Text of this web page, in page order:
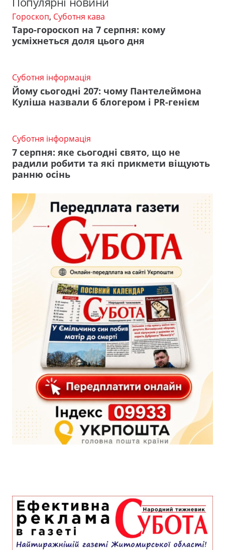
Гороскоп, Суботня кава
Таро-гороскоп на 7 серпня: кому
усміхнеться доля цього дня
Суботня інформація
Йому сьогодні 207: чому Пантелеймона
Куліша назвали б блогером і PR-генієм
Суботня інформація
7 серпня: яке сьогодні свято, що не
радили робити та які прикмети віщують
ранню осінь